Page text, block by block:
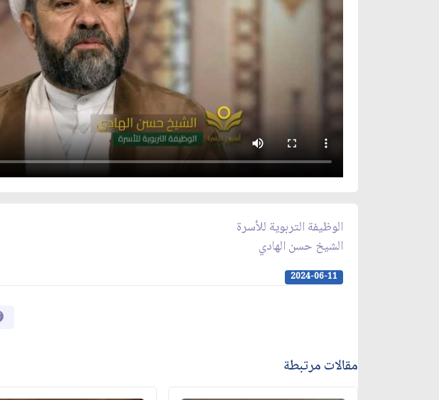
الوظيفة التربوية للأسرة
الشيخ حسن الهادي
2024-06-11
مقالات مرتبطة